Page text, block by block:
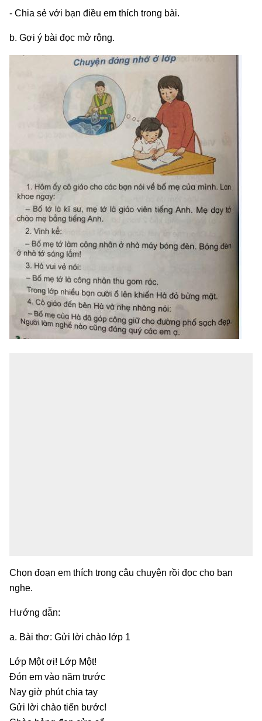
- Chia sẻ với bạn điều em thích trong bài.
b. Gợi ý bài đọc mở rộng.
Chọn đoạn em thích trong câu chuyện rồi đọc cho bạn
nghe.
Hướng dẫn:
a. Bài thơ: Gửi lời chào lớp 1
Lớp Một ơi! Lớp Một!
Đón em vào năm trước
Nay giờ phút chia tay
Gửi lời chào tiến bước!